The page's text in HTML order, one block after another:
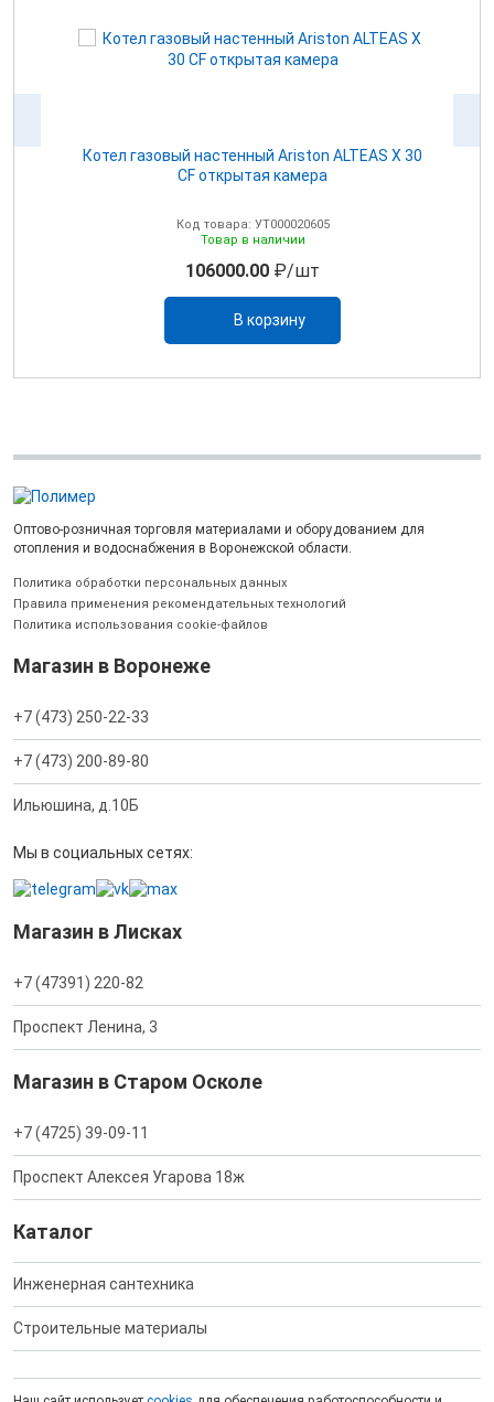
Котел газовый настенный Ariston ALTEAS Х 30
CF открытая камера
Код товара: УТ000020605
Товар в наличии
106000.00 ₽/шт
В корзину
Оптово-розничная торговля материалами и оборудованием для
отопления и водоснабжения в Воронежской области.
Политика обработки персональных данных
Правила применения рекомендательных технологий
Политика использования cookie-файлов
Магазин в Воронеже
+7 (473) 250-22-33
+7 (473) 200-89-80
Ильюшина, д.10Б
Мы в социальных сетях:
Магазин в Лисках
+7 (47391) 220-82
Проспект Ленина, 3
Магазин в Старом Осколе
+7 (4725) 39-09-11
Проспект Алексея Угарова 18ж
Каталог
Инженерная сантехника
Строительные материалы